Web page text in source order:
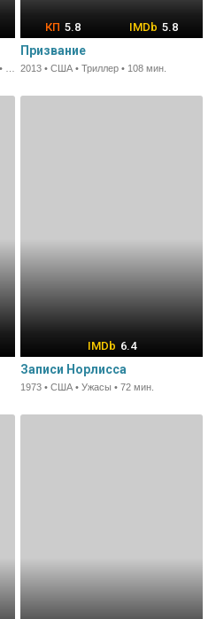
5.8 5.8
Призвание
2013 • США • Триллер • 108 мин.
6.4
Записи Норлисса
1973 • США • Ужасы • 72 мин.